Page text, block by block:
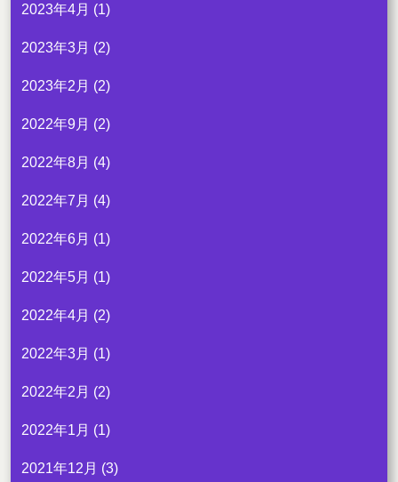
2023年4月 (1)
2023年3月 (2)
2023年2月 (2)
2022年9月 (2)
2022年8月 (4)
2022年7月 (4)
2022年6月 (1)
2022年5月 (1)
2022年4月 (2)
2022年3月 (1)
2022年2月 (2)
2022年1月 (1)
2021年12月 (3)